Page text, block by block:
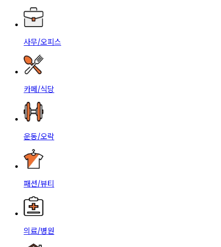
사무/오피스
카페/식당
운동/오락
패션/뷰티
의료/병원